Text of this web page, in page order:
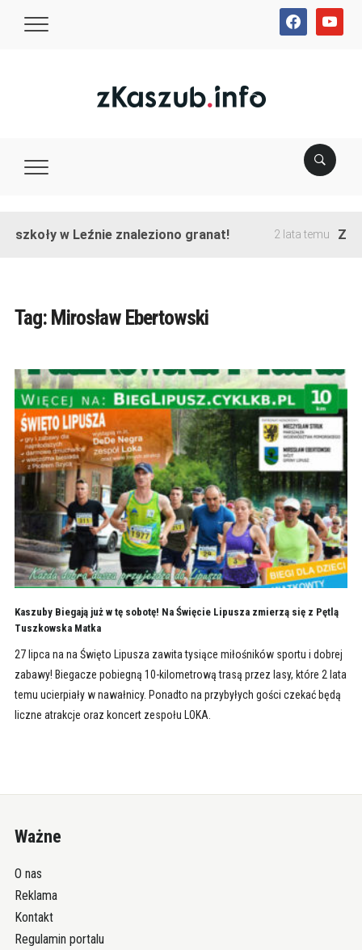
facebookyoutube
szkoły w Leźnie znaleziono granat! 2 lata temu
Tag: Mirosław Ebertowski
Kaszuby Biegają już w tę sobotę! Na Święcie Lipusza zmierzą się z Pętlą
Tuszkowska Matka
27 lipca na na Święto Lipusza zawita tysiące miłośników sportu i dobrej
zabawy! Biegacze pobiegną 10-kilometrową trasą przez lasy, które 2 lata
temu ucierpiały w nawałnicy. Ponadto na przybyłych gości czekać będą
liczne atrakcje oraz koncert zespołu LOKA.
Ważne
O nas
Reklama
Kontakt
Regulamin portalu